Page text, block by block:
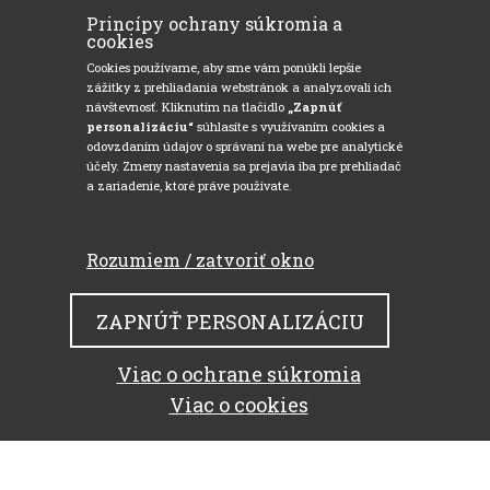
Princípy ochrany súkromia a
cookies
Cookies používame, aby sme vám ponúkli lepšie
zážitky z prehliadania webstránok a analyzovali ich
návštevnosť. Kliknutím na tlačidlo „Zapnúť
personalizáciu“ súhlasíte s využívaním cookies a
odovzdaním údajov o správaní na webe pre analytické
účely. Zmeny nastavenia sa prejavia iba pre prehliadač
a zariadenie, ktoré práve používate.
Rozumiem / zatvoriť okno
ZAPNÚŤ PERSONALIZÁCIU
Viac o ochrane súkromia
Viac o cookies